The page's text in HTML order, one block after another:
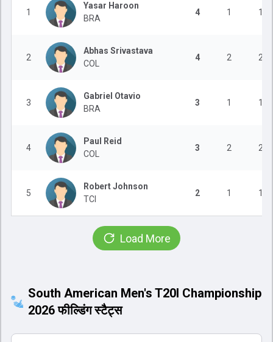
1
Yasar Haroon
BRA
4 1 1
2
Abhas Srivastava
COL
4 2 2
3
Gabriel Otavio
BRA
3 1 1
4
Paul Reid
COL
3 2 2
5
Robert Johnson
TCI
2 1 1
Load More
South American Men's T20I Championship
2026 फील्डिंग स्टैट्स